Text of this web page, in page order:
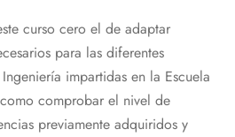
curso cero el de adaptar
para las diferentes
impartidas en la Escuela
comprobar el nivel de
previamente adquiridos y